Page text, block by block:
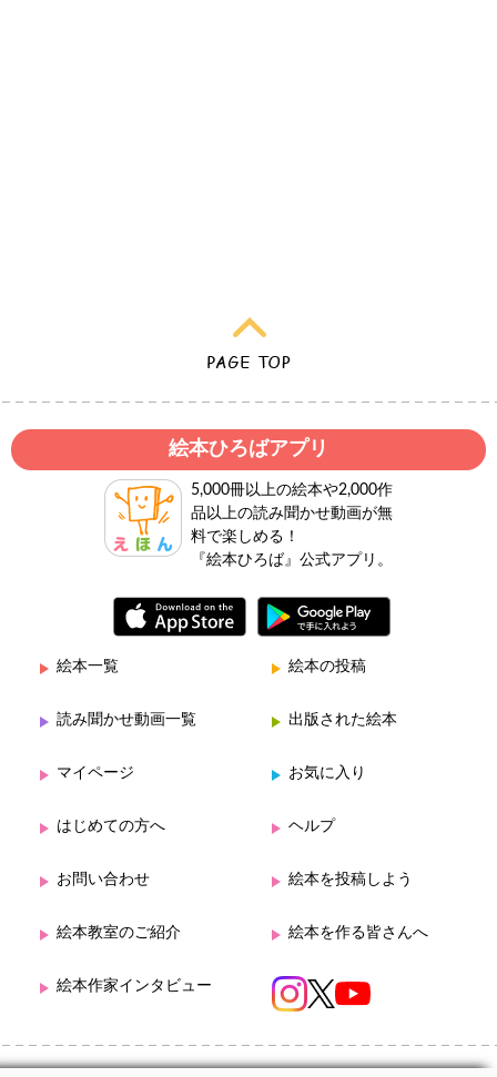
絵本ひろばアプリ
5,000冊以上の絵本や2,000作
品以上の読み聞かせ動画が無
料で楽しめる！
『絵本ひろば』公式アプリ。
絵本一覧 絵本の投稿
読み聞かせ動画一覧 出版された絵本
マイページ お気に入り
はじめての方へ ヘルプ
お問い合わせ 絵本を投稿しよう
絵本教室のご紹介 絵本を作る皆さんへ
絵本作家インタビュー